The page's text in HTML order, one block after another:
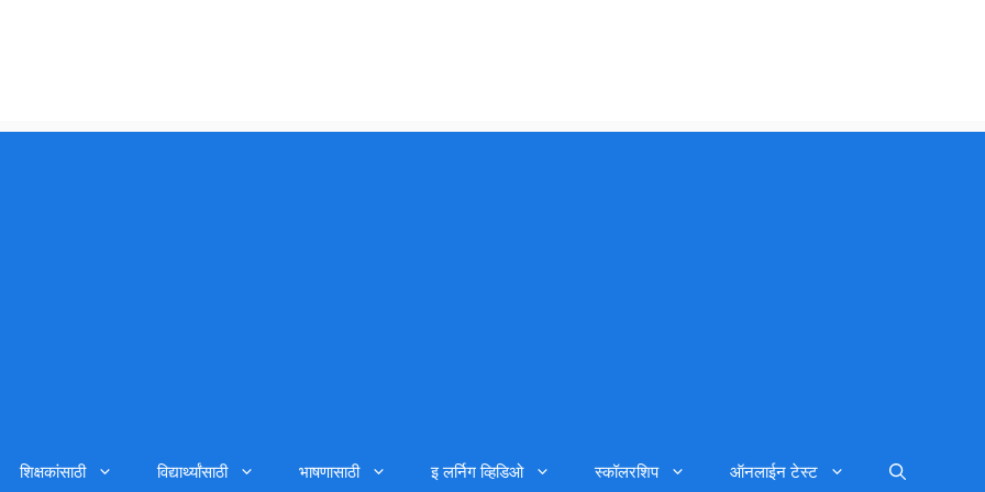
शिक्षकांसाठी विद्यार्थ्यांसाठी भाषणासाठी इ लर्निग व्हिडिओ स्कॉलरशिप ऑनलाईन टेस्ट